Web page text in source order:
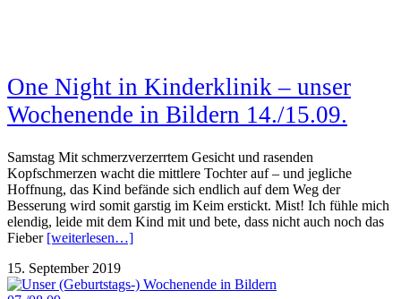
One Night in Kinderklinik – unser
Wochenende in Bildern 14./15.09.
Samstag Mit schmerzverzerrtem Gesicht und rasenden
Kopfschmerzen wacht die mittlere Tochter auf – und jegliche
Hoffnung, das Kind befände sich endlich auf dem Weg der
Besserung wird somit garstig im Keim erstickt. Mist! Ich fühle mich
elendig, leide mit dem Kind mit und bete, dass nicht auch noch das
Fieber [weiterlesen…]
15. September 2019